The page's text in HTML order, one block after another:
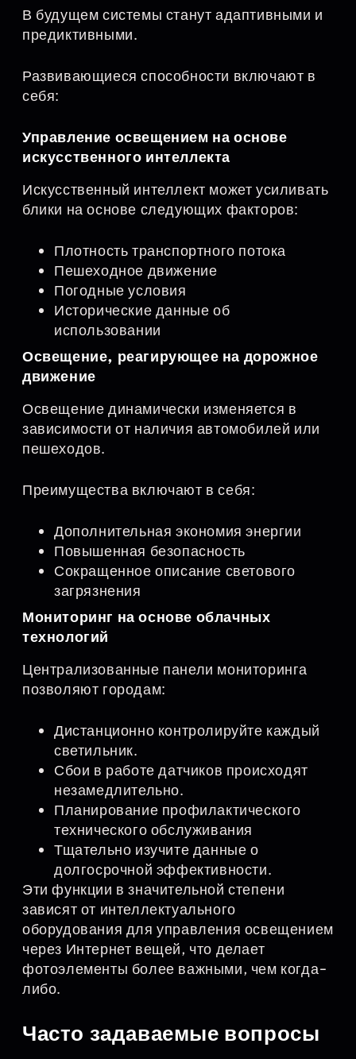
В будущем системы станут адаптивными и
предиктивными.
Развивающиеся способности включают в
себя:
Управление освещением на основе
искусственного интеллекта
Искусственный интеллект может усиливать
блики на основе следующих факторов:
Плотность транспортного потока
Пешеходное движение
Погодные условия
Исторические данные об
использовании
Освещение, реагирующее на дорожное
движение
Освещение динамически изменяется в
зависимости от наличия автомобилей или
пешеходов.
Преимущества включают в себя:
Дополнительная экономия энергии
Повышенная безопасность
Сокращенное описание светового
загрязнения
Мониторинг на основе облачных
технологий
Централизованные панели мониторинга
позволяют городам:
Дистанционно контролируйте каждый
светильник.
Сбои в работе датчиков происходят
незамедлительно.
Планирование профилактического
технического обслуживания
Тщательно изучите данные о
долгосрочной эффективности.
Эти функции в значительной степени
зависят от интеллектуального
оборудования для управления освещением
через Интернет вещей, что делает
фотоэлементы более важными, чем когда-
либо.
Часто задаваемые вопросы